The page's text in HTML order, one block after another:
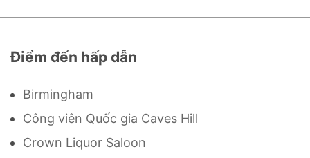
Điểm đến hấp dẫn
Birmingham
Công viên Quốc gia Caves Hill
Crown Liquor Saloon